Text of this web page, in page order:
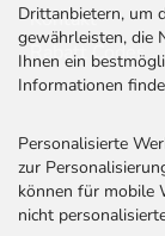
Drittanbietern, um
gewährleisten, die
Ihnen ein
Informationen
Personalisierte
zur
können für mobile
nicht
Kontakt
Rabatt Codes